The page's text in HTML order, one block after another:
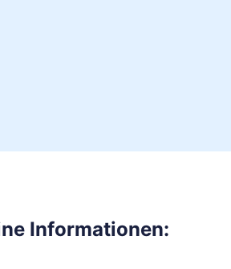
Informationen: